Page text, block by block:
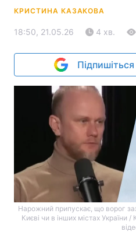
КРИСТИНА КАЗАКОВА
18:50, 21.05.26 4 хв.
Нарожний припускає, що ворог
Києві чи в інших містах України